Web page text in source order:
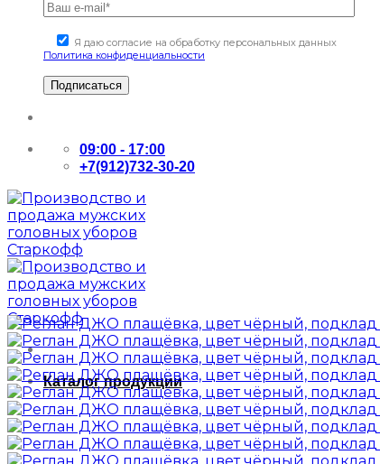
Я даю согласие на обработку персональных данных
Политика конфиденциальности
09:00 - 17:00
+7(912)732-30-20
Каталог продукции